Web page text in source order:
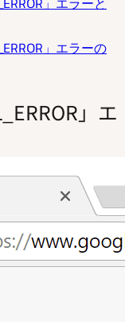
」エラーの
」エ